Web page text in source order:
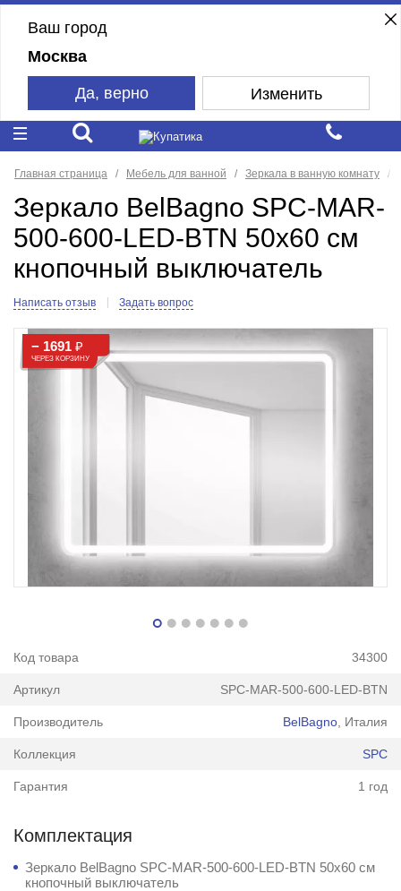
Ваш город
Москва
Да, верно Изменить
Главная страница Мебель для ванной Зеркала в ванную комнату
Зеркало BelBagno SPC-MAR-
500-600-LED-BTN 50x60 см
кнопочный выключатель
Написать отзыв Задать вопрос
− 1691₽
ЧЕРЕЗ КОРЗИНУ
Код товара 34300
Артикул SPC-MAR-500-600-LED-BTN
Производитель BelBagno , Италия
Коллекция SPC
Гарантия 1 год
Комплектация
Зеркало BelBagno SPC-MAR-500-600-LED-BTN 50x60 см
кнопочный выключатель